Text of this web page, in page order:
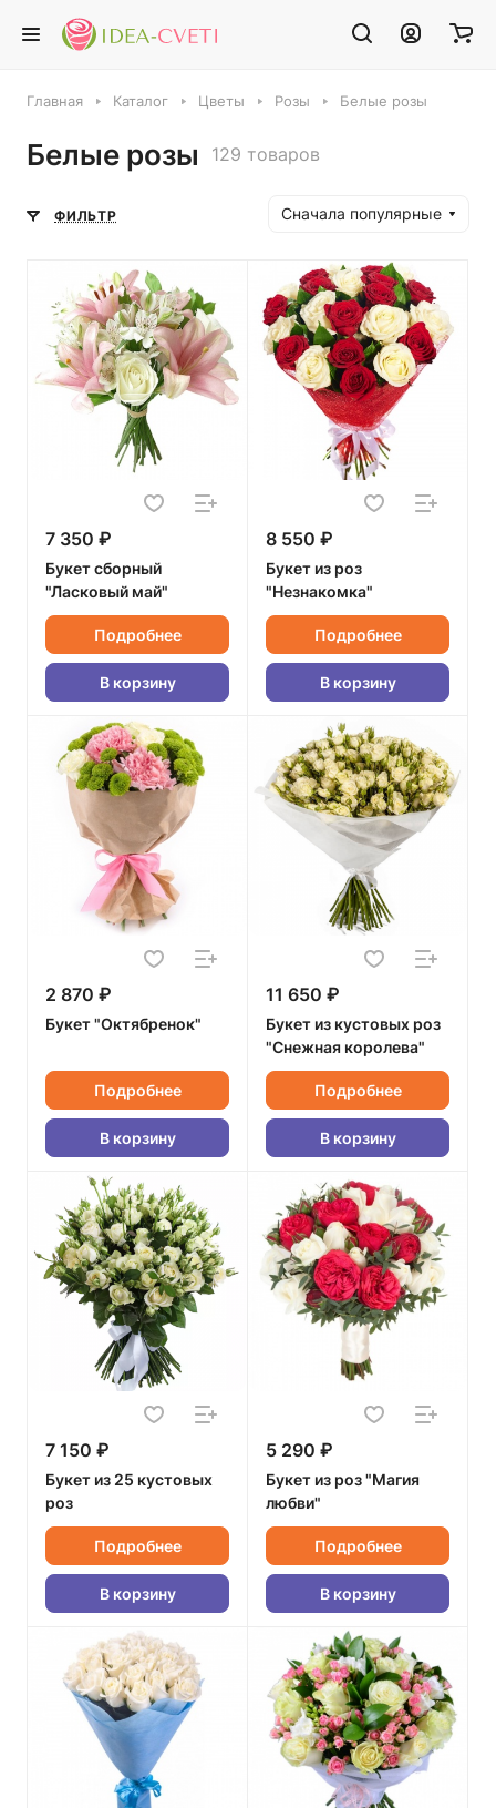
Главная Каталог Цветы Розы Белые розы
Белые розы 129 товаров
ФИЛЬТР Сначала популярные
7 350 ₽
Букет сборный
"Ласковый май"
Подробнее
В корзину
8 550 ₽
Букет из роз
"Незнакомка"
Подробнее
В корзину
2 870 ₽
Букет "Октябренок"
Подробнее
В корзину
11 650 ₽
Букет из кустовых роз
"Снежная королева"
Подробнее
В корзину
7 150 ₽
Букет из 25 кустовых
роз
Подробнее
В корзину
5 290 ₽
Букет из роз "Магия
любви"
Подробнее
В корзину